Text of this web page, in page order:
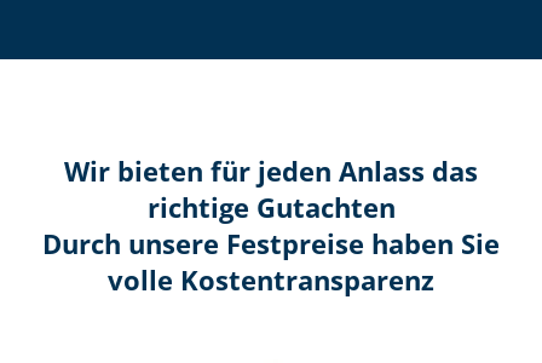
Wir bieten für jeden Anlass das
richtige Gutachten
Durch unsere Festpreise haben Sie
volle Kosten­transparenz